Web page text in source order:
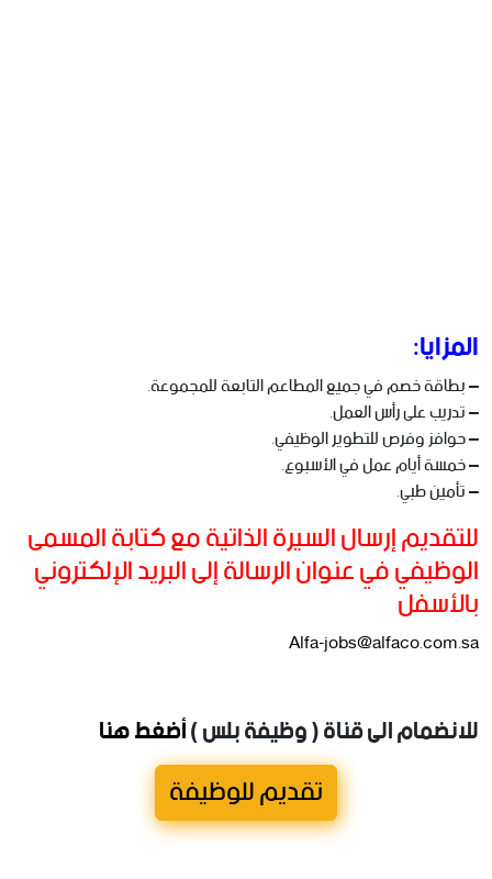
المزايا:
– بطاقة خصم في جميع المطاعم التابعة للمجموعة.
– تدريب على رأس العمل.
– حوافز وفرص للتطوير الوظيفي.
– خمسة أيام عمل في الأسبوع.
– تأمين طبي.
للتقديم إرسال السيرة الذاتية مع كتابة المسمى
الوظيفي في عنوان الرسالة إلى البريد الإلكتروني
بالأسفل
Alfa-jobs@alfaco.com.sa
للانضمام الى قناة ( وظيفة بلس )أضغط هنا
تقديم للوظيفة